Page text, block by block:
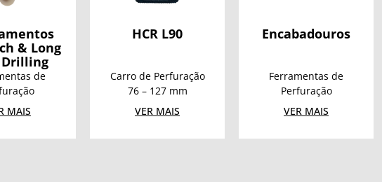
L90
Perfuração
127 mm
MAIS
Encabadouros
Ferramentas de
Perfuração
VER MAIS
Série TX
Ferramentas de
Perfuração
VER MAIS